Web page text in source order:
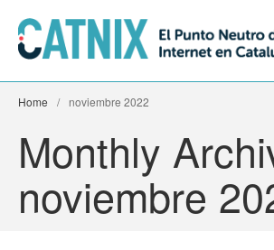
Home / noviembre 2022
Monthly
noviembre